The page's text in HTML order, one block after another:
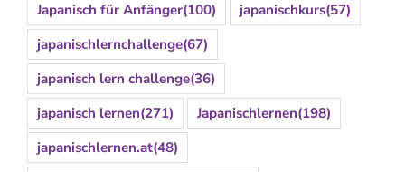
Japanisch für Anfänger(100) japanischkurs(57)
japanischlernchallenge(67)
japanisch lern challenge(36)
japanisch lernen(271) Japanischlernen(198)
japanischlernen.at(48)